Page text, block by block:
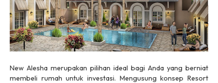
New Alesha merupakan pilihan ideal bagi Anda yang berniat
membeli rumah untuk investasi. Mengusung konsep Resort